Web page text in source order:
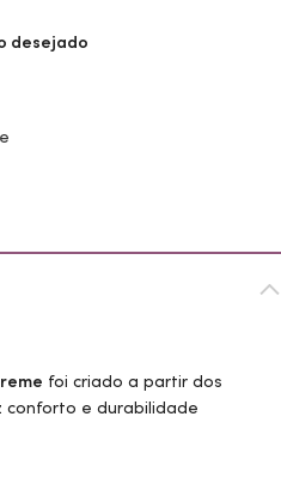
desejado
foi criado a partir dos
conforto e durabilidade